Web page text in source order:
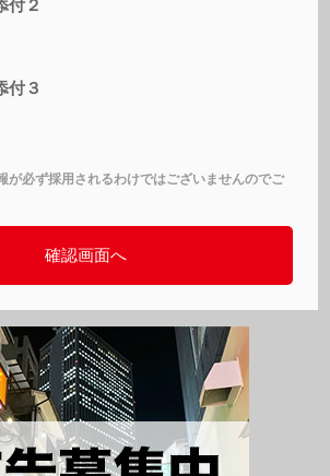
付２
付３
が必ず採用されるわけではございませんのでご